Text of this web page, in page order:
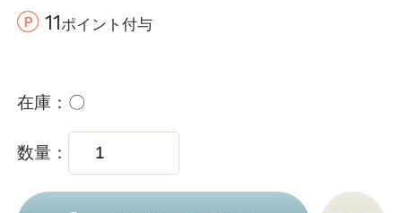
11ポイント付与
在庫 〇
数量